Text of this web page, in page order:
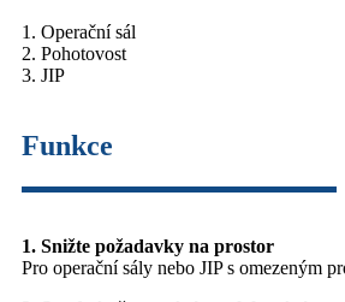
1. Operační sál
2. Pohotovost
3. JIP
Funkce
1. Snižte požadavky na prostor
Pro operační sály nebo JIP s omezeným